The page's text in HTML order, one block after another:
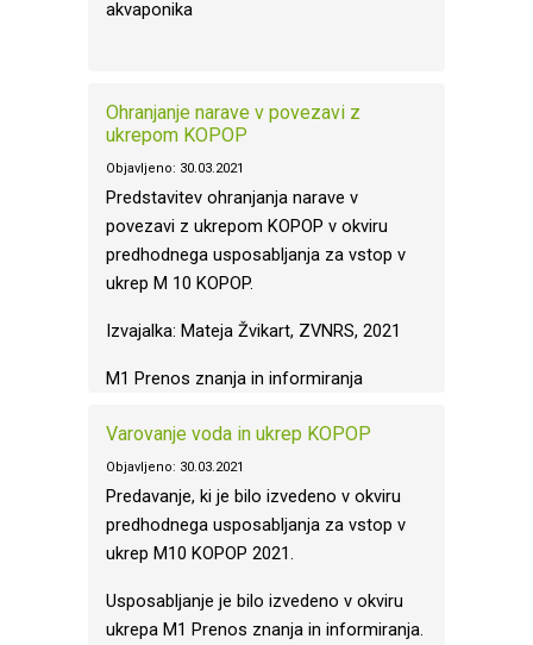
akvaponika
Ohranjanje narave v povezavi z
ukrepom KOPOP
Objavljeno: 30.03.2021
Predstavitev ohranjanja narave v
povezavi z ukrepom KOPOP v okviru
predhodnega usposabljanja za vstop v
ukrep M 10 KOPOP.
Izvajalka: Mateja Žvikart, ZVNRS, 2021
M1 Prenos znanja in informiranja
Varovanje voda in ukrep KOPOP
Objavljeno: 30.03.2021
Predavanje, ki je bilo izvedeno v okviru
predhodnega usposabljanja za vstop v
ukrep M10 KOPOP 2021.
Usposabljanje je bilo izvedeno v okviru
ukrepa M1 Prenos znanja in informiranja.